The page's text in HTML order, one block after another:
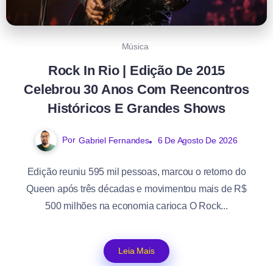
Música
Rock In Rio | Edição De 2015
Celebrou 30 Anos Com Reencontros
Históricos E Grandes Shows
Por Gabriel Fernandes 6 De Agosto De 2026
Edição reuniu 595 mil pessoas, marcou o retorno do
Queen após três décadas e movimentou mais de R$
500 milhões na economia carioca O Rock...
Leia Mais